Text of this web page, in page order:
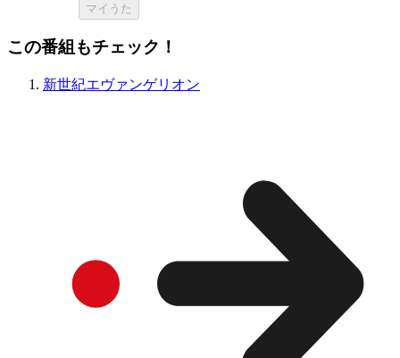
マイうた
この番組もチェック！
新世紀エヴァンゲリオン